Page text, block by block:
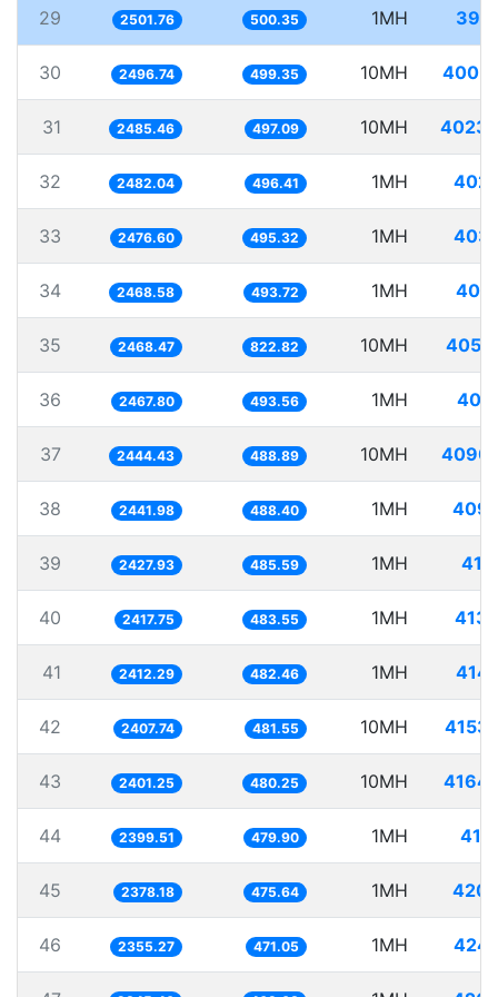
29 2501.76 500.35 1MH
30 2496.74 499.35 10MH
31 2485.46 497.09 10MH
32 2482.04 496.41 1MH
33 2476.60 495.32 1MH
34 2468.58 493.72 1MH
35 2468.47 822.82 10MH
36 2467.80 493.56 1MH
37 2444.43 488.89 10MH
38 2441.98 488.40 1MH
39 2427.93 485.59 1MH
40 2417.75 483.55 1MH
41 2412.29 482.46 1MH
42 2407.74 481.55 10MH
43 2401.25 480.25 10MH
44 2399.51 479.90 1MH
45 2378.18 475.64 1MH
46 2355.27 471.05 1MH